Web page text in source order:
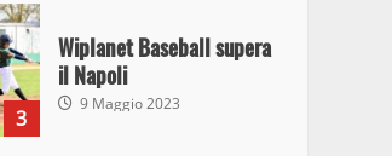
3
Wiplanet Baseball supera
il Napoli
9 Maggio 2023